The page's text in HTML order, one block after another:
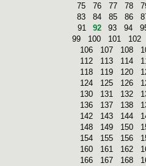
75
76 77 78
83
84 85 86
91
92 93 94
99
100 101 102
106
107 108
112
113 114
118
119 120
124
125 126
130
131 132
136
137 138
142
143 144
148
149 150
154
155 156
160
161 162
166
167 168